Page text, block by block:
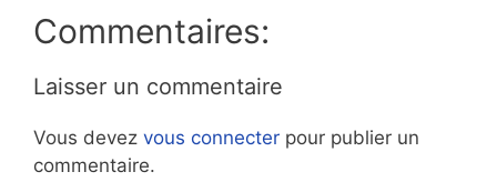
Commentaires:
Laisser un commentaire
Vous devez vous connecter pour publier un
commentaire.